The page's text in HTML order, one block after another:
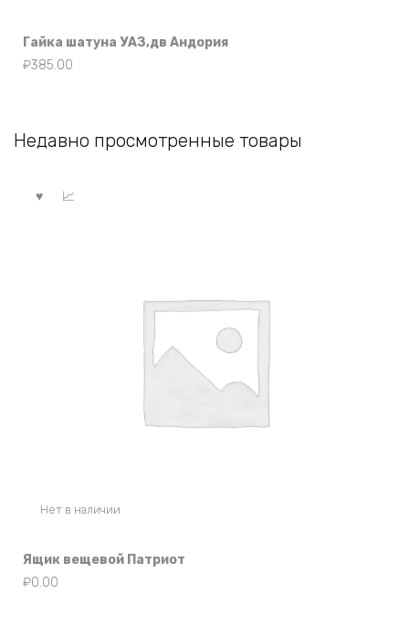
Гайка шатуна УАЗ,дв Андория
₽385.00
Недавно просмотренные товары
Нет в наличии
Ящик вещевой Патриот
₽0.00